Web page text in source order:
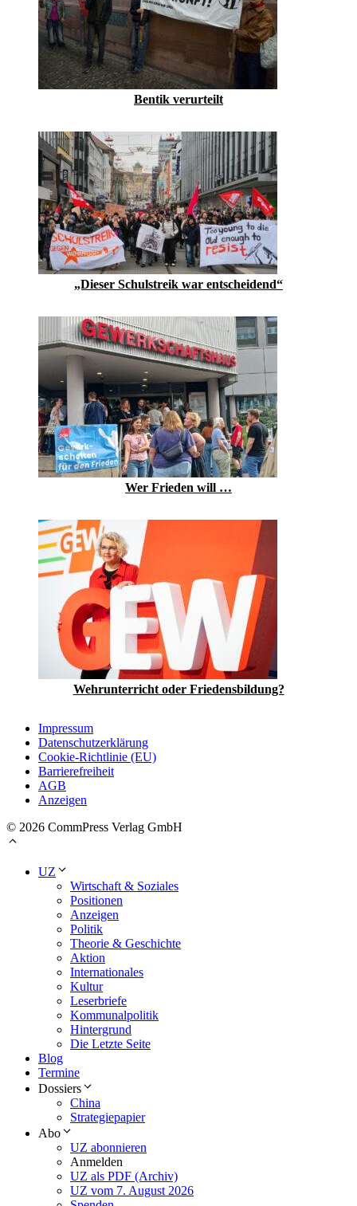
Bentik verurteilt
„Dieser Schulstreik war entscheidend“
Wer Frieden will …
Wehrunterricht oder Friedensbildung?
Impressum
Datenschutzerklärung
Cookie-Richtlinie (EU)
Barrierefreiheit
AGB
Anzeigen
© 2026 CommPress Verlag GmbH
UZ
Wirtschaft & Soziales
Positionen
Anzeigen
Politik
Theorie & Geschichte
Aktion
Internationales
Kultur
Leserbriefe
Kommunalpolitik
Hintergrund
Die Letzte Seite
Blog
Termine
Dossiers
China
Strategiepapier
Abo
UZ abonnieren
Anmelden
UZ als PDF (Archiv)
UZ vom 7. August 2026